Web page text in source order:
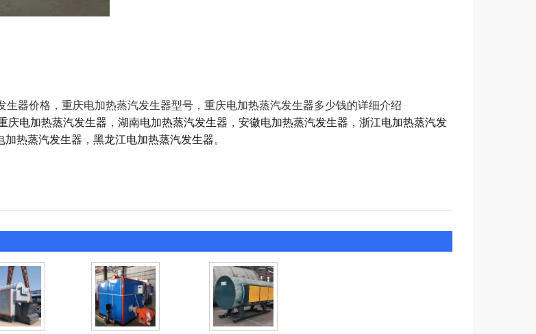
器价格，重庆电加热蒸汽发生器型号，重庆电加热蒸汽发生器多少钱的详细介绍
庆电加热蒸汽发生器 ， 湖南电加热蒸汽发生器 ， 安徽电加热蒸汽发生器 ， 浙江电加热蒸汽发
加热蒸汽发生器 ， 黑龙江电加热蒸汽发生器。